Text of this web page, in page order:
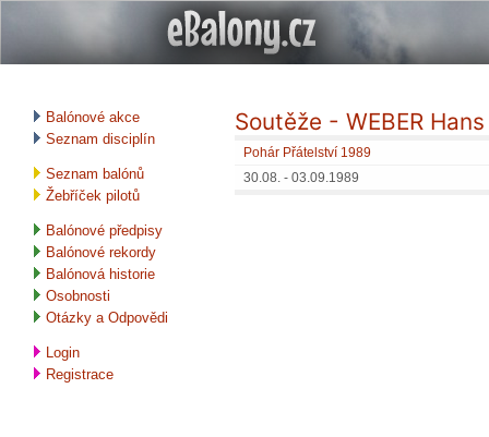
Balónové akce
Seznam disciplín
Seznam balónů
Žebříček pilotů
Balónové předpisy
Balónové rekordy
Balónová historie
Osobnosti
Otázky a Odpovědi
Login
Registrace
Soutěže - WEBER Hans
Pohár Přátelství 1989
30.08. - 03.09.1989